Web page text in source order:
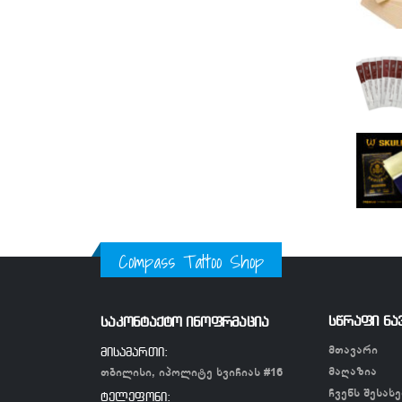
Compass Tattoo Shop
საკონტაქტო ინოფრმაცია
მისამართი:
თბილისი, იპოლიტე ხვიჩიას #16
ტელეფონი:
სწრაფი
მთავარი
მაღაზია
ჩვენს